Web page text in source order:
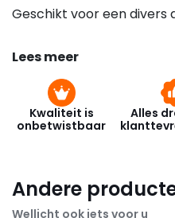
Geschikt voor een divers
Lees meer
Kwaliteit is
onbetwistbaar
Alles
Andere
Wellicht ook iets voor u